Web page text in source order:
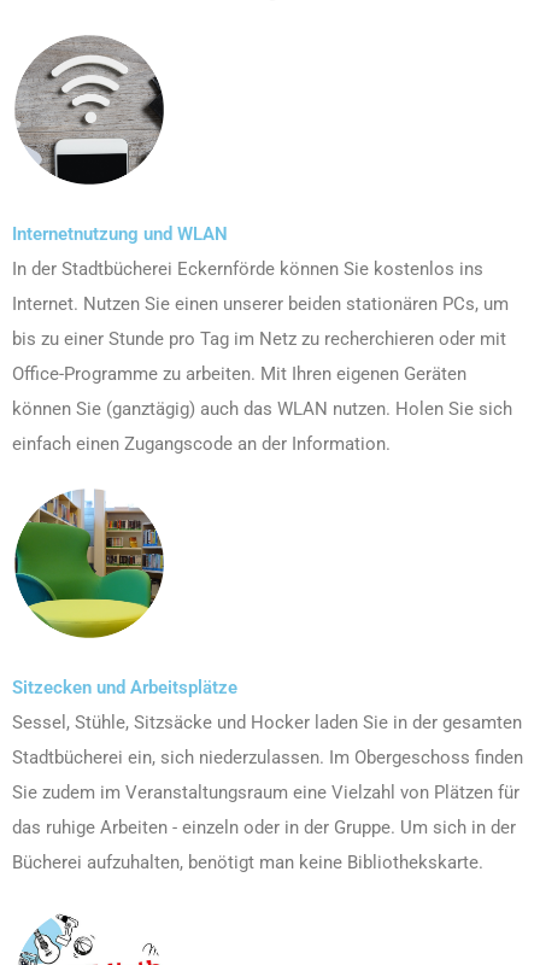
Internetnutzung und WLAN
In der Stadtbücherei Eckernförde können Sie kostenlos ins
Internet. Nutzen Sie einen unserer beiden stationären PCs, um
bis zu einer Stunde pro Tag im Netz zu recherchieren oder mit
Office-Programme zu arbeiten. Mit Ihren eigenen Geräten
können Sie (ganztägig) auch das WLAN nutzen. Holen Sie sich
einfach einen Zugangscode an der Information.
Sitzecken und Arbeitsplätze
Sessel, Stühle, Sitzsäcke und Hocker laden Sie in der gesamten
Stadtbücherei ein, sich niederzulassen. Im Obergeschoss finden
Sie zudem im Veranstaltungsraum eine Vielzahl von Plätzen für
das ruhige Arbeiten - einzeln oder in der Gruppe. Um sich in der
Bücherei aufzuhalten, benötigt man keine Bibliothekskarte.